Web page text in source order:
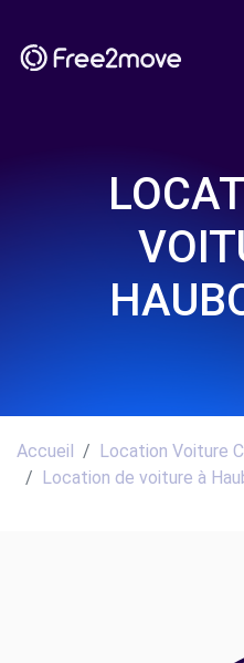
Accueil
Location Voiture
Location de voiture à